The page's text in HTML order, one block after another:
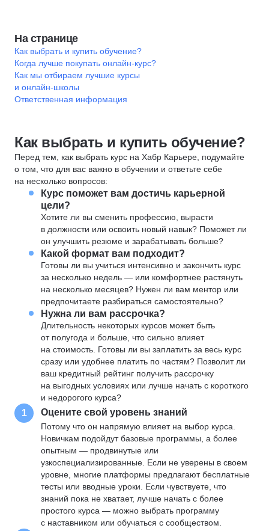
На странице
Как выбрать и купить обучение?
Когда лучше покупать онлайн-курс?
Как мы отбираем лучшие курсы
и онлайн-школы
Ответственная информация
Как выбрать и купить обучение?
Перед тем, как выбрать курс на Хабр Карьере, подумайте
о том, что для вас важно в обучении и ответьте себе
на несколько вопросов:
Курс поможет вам достичь карьерной
цели?
Хотите ли вы сменить профессию, вырасти
в должности или освоить новый навык? Поможет ли
он улучшить резюме и зарабатывать больше?
Какой формат вам подходит?
Готовы ли вы учиться интенсивно и закончить курс
за несколько недель — или комфортнее растянуть
на несколько месяцев? Нужен ли вам ментор или
предпочитаете разбираться самостоятельно?
Нужна ли вам рассрочка?
Длительность некоторых курсов может быть
от полугода и больше, что сильно влияет
на стоимость. Готовы ли вы заплатить за весь курс
сразу или удобнее платить по частям? Позволит ли
ваш кредитный рейтинг получить рассрочку
на выгодных условиях или лучше начать с короткого
и недорогого курса?
1 Оцените свой уровень знаний
Потому что он напрямую влияет на выбор курса.
Новичкам подойдут базовые программы, а более
опытным — продвинутые или
узкоспециализированные. Если не уверены в своем
уровне, многие платформы предлагают бесплатные
тесты или вводные уроки. Если чувствуете, что
знаний пока не хватает, лучше начать с более
простого курса — можно выбрать программу
с наставником или обучаться с сообществом.